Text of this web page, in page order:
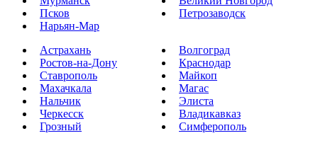
Псков
Петрозаводск
Нарьян-Мар
Астрахань
Волгоград
Ростов-на-Дону
Краснодар
Ставрополь
Майкоп
Махачкала
Магас
Нальчик
Элиста
Черкесск
Владикавказ
Грозный
Симферополь